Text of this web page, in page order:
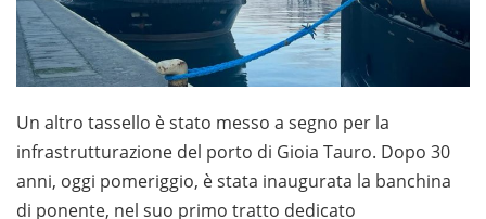
Un altro tassello è stato messo a segno per la
infrastrutturazione del porto di Gioia Tauro. Dopo 30
anni, oggi pomeriggio, è stata inaugurata la banchina
di ponente, nel suo primo tratto dedicato